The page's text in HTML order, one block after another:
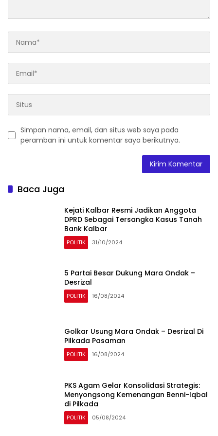
Simpan nama, email, dan situs web saya pada
peramban ini untuk komentar saya berikutnya.
Baca Juga
Kejati Kalbar Resmi Jadikan Anggota
DPRD Sebagai Tersangka Kasus Tanah
Bank Kalbar
POLITIK 31/10/2024
5 Partai Besar Dukung Mara Ondak –
Desrizal
POLITIK 16/08/2024
Golkar Usung Mara Ondak – Desrizal Di
Pilkada Pasaman
POLITIK 16/08/2024
PKS Agam Gelar Konsolidasi Strategis:
Menyongsong Kemenangan Benni-Iqbal
di Pilkada
POLITIK 05/08/2024